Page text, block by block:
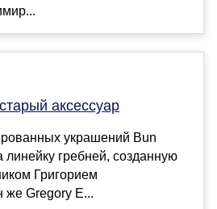
аксессуар
украшений Bun
линейку гребней, созданную
Григорием
же Gregory E...